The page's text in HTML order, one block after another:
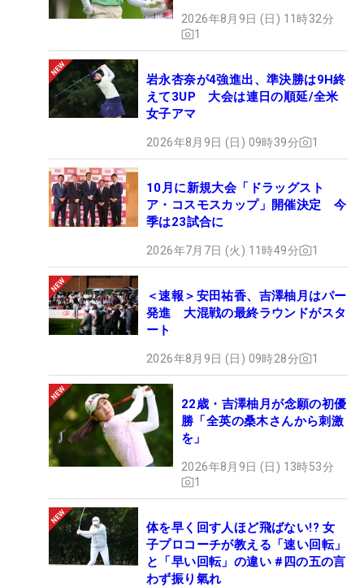
2026年8月9日 (日) 11時32分
1
岩永杏奈が4強進出、準決勝は9H終
えて3UP 大会は連日の順延/全米
女子アマ
2026年8月9日 (日) 09時39分 1
10月に新規大会「ドラッグスト
ア・コスモスカップ」開催決定 今
季は23試合に
2026年7月7日 (火) 11時49分 1
＜速報＞安田祐香、吉澤柚月はパー
発進 大混戦の最終ラウンドがスタ
ート
2026年8月9日 (日) 09時28分 1
22歳・吉澤柚月が念願の初優
勝「全英の桑木さんから刺激
を」
2026年8月9日 (日) 13時53分
1
体を早く回す人ほど飛ばない!? 女
子プロコーチが教える「速い回転」
と「早い回転」の違い #四の五の言
わず振り氣れ